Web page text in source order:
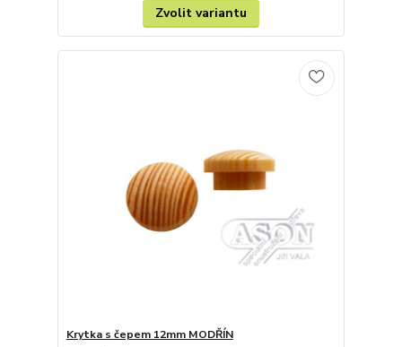
Zvolit variantu
Krytka s čepem 12mm MODŘÍN